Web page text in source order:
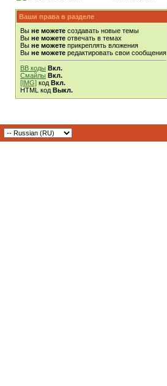
Ваши права в разделе
Вы не можете создавать новые темы
Вы не можете отвечать в темах
Вы не можете прикреплять вложения
Вы не можете редактировать свои сообщения
BB коды Вкл.
Смайлы Вкл.
[IMG] код Вкл.
HTML код Выкл.